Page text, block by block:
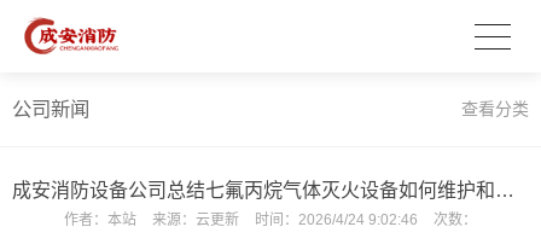
公司新闻 查看分类
成安消防设备公司总结七氟丙烷气体灭火设备如何维护和保养？
作者： 本站 来源： 云更新 时间： 2026/4/24 9:02:46 次数：